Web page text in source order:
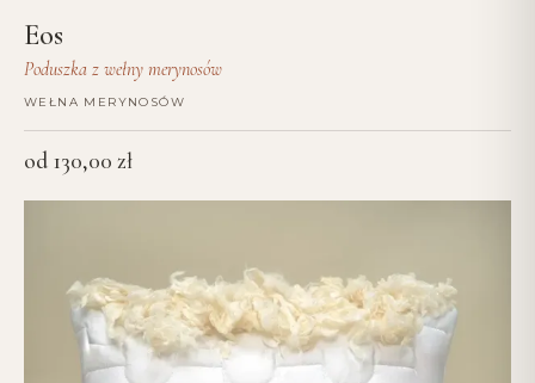
Eos
Poduszka z wełny merynosów
WEŁNA MERYNOSÓW
od 130,00 zł